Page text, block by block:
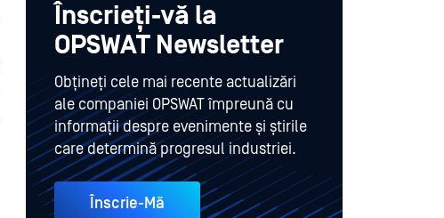
Înscrieți-vă la
OPSWAT Newsletter
Obțineți cele mai recente actualizări
ale companiei OPSWAT împreună cu
informații despre evenimente și știrile
care determină progresul industriei.
Înscrie-Mă